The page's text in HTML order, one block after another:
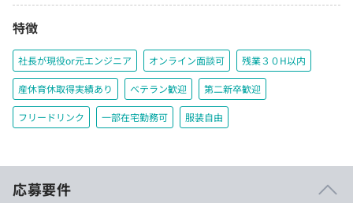
特徴
社長が現役or元エンジニア オンライン面談可 残業３０H以内
産休育休取得実績あり ベテラン歓迎 第二新卒歓迎
フリードリンク 一部在宅勤務可 服装自由
応募要件